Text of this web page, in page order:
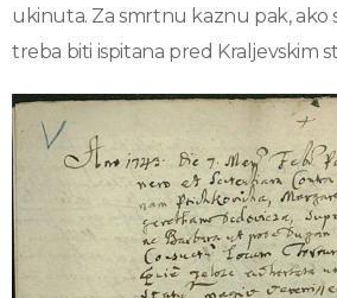
ukinuta. Za smrtnu kaznu pak, ako
treba biti ispitana pred Kraljevskim